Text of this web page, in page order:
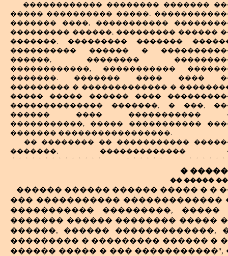
������������ �������� �������
����� ���������� �����:
������� ����, �����������
��������� ������, ��������� ������
�������, ��������� �������
���������� ������ �
������, ��������
������������, �����������
�������. ������� ���� ����
��������� � ������������� �
����� ����� ������ ����
�������������� �������, � ���,
������ ���� �����������
�����������, ����� �����������
������� �����������������.
�� �������� �� �����������
�������, �������������
�������������� ������,
������ ���� ���� ���
������� ����� ��� � ���������
����������, ������ ���� ��
�������, ������
���������� � ����� ��������
��������� ������ �� ��������� �����.
��� �������� ��� �����������
�������� ���� ������������ ���.
� ����������� �����
������: � ������� ������,
�
�� �����
������ ������ ������ ����� � �
��� ����������� �������������
����������� ���������,
������� ������ �������� �����
������, ������ �������������,
��������� � ��������� ������ �
������ ����� � ��� �����������",